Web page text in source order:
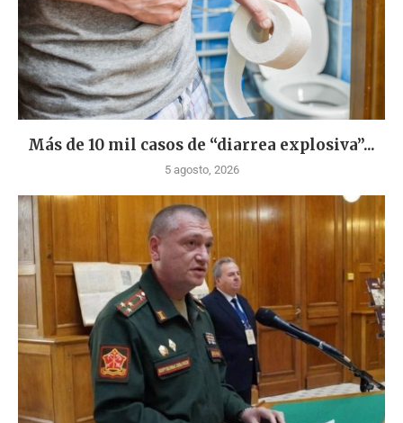
Más de 10 mil casos de “diarrea explosiva”...
5 agosto, 2026